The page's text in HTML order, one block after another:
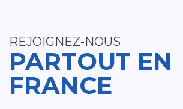
REJOIGNEZ-NOUS
PARTOUT EN
FRANCE